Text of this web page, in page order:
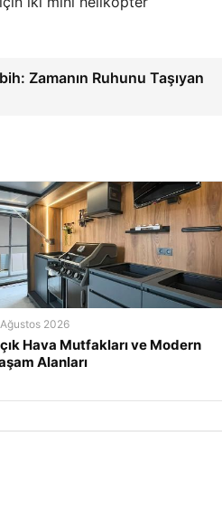
Zamanın Ruhunu Taşıyan
2026
Hava Mutfakları ve Modern
Alanları